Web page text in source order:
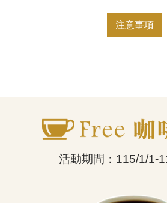
注意事項
活動期間：115/1/1-